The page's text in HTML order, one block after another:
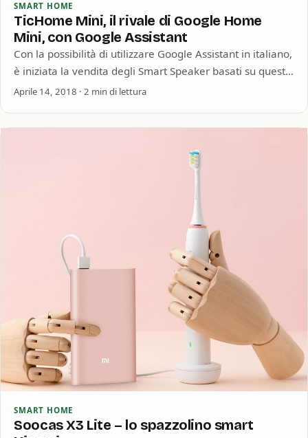
SMART HOME
TicHome Mini, il rivale di Google Home
Mini, con Google Assistant
Con la possibilità di utilizzare Google Assistant in italiano,
è iniziata la vendita degli Smart Speaker basati su questo
servizio. La compagnia…
Aprile 14, 2018 · 2 min di lettura
SMART HOME
Soocas X3 Lite – lo spazzolino smart